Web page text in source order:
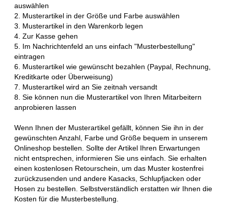
auswählen
2. Musterartikel in der Größe und Farbe auswählen
3. Musterartikel in den Warenkorb legen
4. Zur Kasse gehen
5. Im Nachrichtenfeld an uns einfach "Musterbestellung"
eintragen
6. Musterartikel wie gewünscht bezahlen (Paypal, Rechnung,
Kreditkarte oder Überweisung)
7. Musterartikel wird an Sie zeitnah versandt
8. Sie können nun die Musterartikel von Ihren Mitarbeitern
anprobieren lassen
Wenn Ihnen der Musterartikel gefällt, können Sie ihn in der
gewünschten Anzahl, Farbe und Größe bequem in unserem
Onlineshop bestellen. Sollte der Artikel Ihren Erwartungen
nicht entsprechen, informieren Sie uns einfach. Sie erhalten
einen kostenlosen Retourschein, um das Muster kostenfrei
zurückzusenden und andere Kasacks, Schlupfjacken oder
Hosen zu bestellen. Selbstverständlich erstatten wir Ihnen die
Kosten für die Musterbestellung.